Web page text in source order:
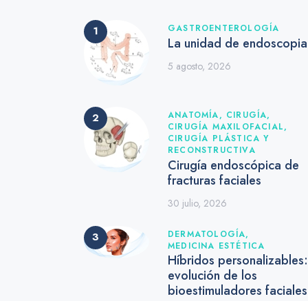
GASTROENTEROLOGÍA
La unidad de endoscopia
5 agosto, 2026
ANATOMÍA, CIRUGÍA,
CIRUGÍA MAXILOFACIAL,
CIRUGÍA PLÁSTICA Y
RECONSTRUCTIVA
Cirugía endoscópica de
fracturas faciales
30 julio, 2026
DERMATOLOGÍA,
MEDICINA ESTÉTICA
Híbridos
evolución de los
bioestimuladores